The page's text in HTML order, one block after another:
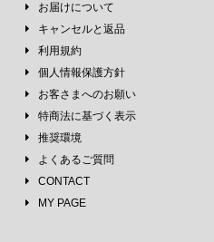
お届けについて
キャンセルと返品
利用規約
個人情報保護方針
お客さまへのお願い
特商法に基づく表示
推奨環境
よくあるご質問
CONTACT
MY PAGE